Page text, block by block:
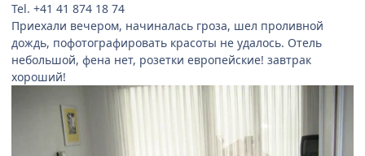
Tel. +41 41 874 18 74 ‎
Приехали вечером, начиналась гроза, шел проливной
дождь, пофотографировать красоты не удалось. Отель
небольшой, фена нет, розетки европейские! завтрак
хороший!